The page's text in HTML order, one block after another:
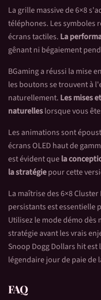
La grille massive de 6×8
téléphones. Les symboles
écrans tactiles. La
gênant ni bégaiement
BGaming a réussi la mise
les boutons se trouvent à
naturellement. Les mises
naturelleslorsque vous
Les animations sont
écrans OLED haut de
est évident quela
la stratégiepour cette
La maîtrise des 6×8
persistants est essentielle
Utilisez le mode démo
stratégie avant les vrais
Snoop Dogg Dollars hit est
légendaire jour de paie de
FAQ